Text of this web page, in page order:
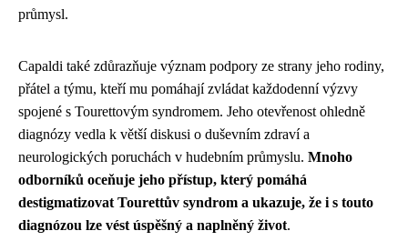
průmysl.
Capaldi také zdůrazňuje význam podpory ze strany jeho rodiny,
přátel a týmu, kteří mu pomáhají zvládat každodenní výzvy
spojené s Tourettovým syndromem. Jeho otevřenost ohledně
diagnózy vedla k větší diskusi o duševním zdraví a
neurologických poruchách v hudebním průmyslu. Mnoho
odborníků oceňuje jeho přístup, který pomáhá
destigmatizovat Tourettův syndrom a ukazuje, že i s touto
diagnózou lze vést úspěšný a naplněný život.